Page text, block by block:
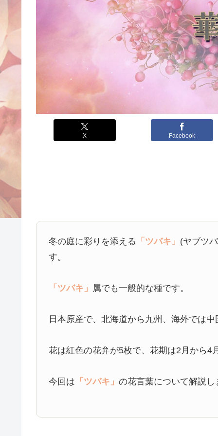
X Facebook
冬の庭に彩りを添える 「ツバキ」 (ヤブツバ
す。
「ツバキ」 属でも一般的な種です。
日本原産で、北海道から九州、海外では
花は紅色の花弁が5枚で、花期は2月から4
今回は 「ツバキ」の花言葉について解説し